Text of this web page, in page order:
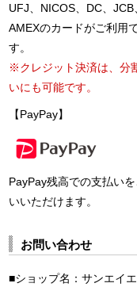
UFJ、NICOS、DC、JCB
AMEXのカードがご利用
す。
※クレジット決済は、分
いにも可能です。
【PayPay】
PayPay残高での支払いを
いいただけます。
お問い合わせ
■ショップ名：サンエイ